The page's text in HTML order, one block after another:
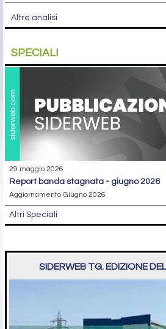
Altre analisi
SPECIALI
29 maggio 2026
report banda stagnata - giugno 2026
Aggiornamento Giugno 2026
Altri Speciali
SIDERWEB TG. EDIZIONE